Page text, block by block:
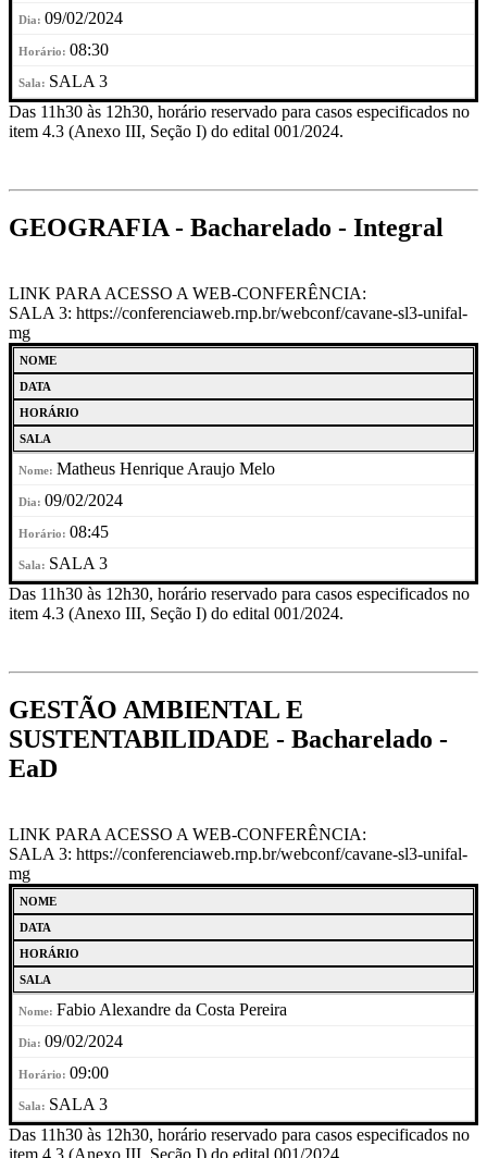
09/02/2024
08:30
SALA 3
Das 11h30 às 12h30, horário reservado para casos especificados no
item 4.3 (Anexo III, Seção I) do edital 001/2024.
GEOGRAFIA - Bacharelado - Integral
LINK PARA ACESSO A WEB-CONFERÊNCIA:
SALA 3: https://conferenciaweb.rnp.br/webconf/cavane-sl3-unifal-
mg
NOME
DATA
HORÁRIO
SALA
Matheus Henrique Araujo Melo
09/02/2024
08:45
SALA 3
Das 11h30 às 12h30, horário reservado para casos especificados no
item 4.3 (Anexo III, Seção I) do edital 001/2024.
GESTÃO AMBIENTAL E
SUSTENTABILIDADE - Bacharelado -
EaD
LINK PARA ACESSO A WEB-CONFERÊNCIA:
SALA 3: https://conferenciaweb.rnp.br/webconf/cavane-sl3-unifal-
mg
NOME
DATA
HORÁRIO
SALA
Fabio Alexandre da Costa Pereira
09/02/2024
09:00
SALA 3
Das 11h30 às 12h30, horário reservado para casos especificados no
item 4.3 (Anexo III, Seção I) do edital 001/2024.